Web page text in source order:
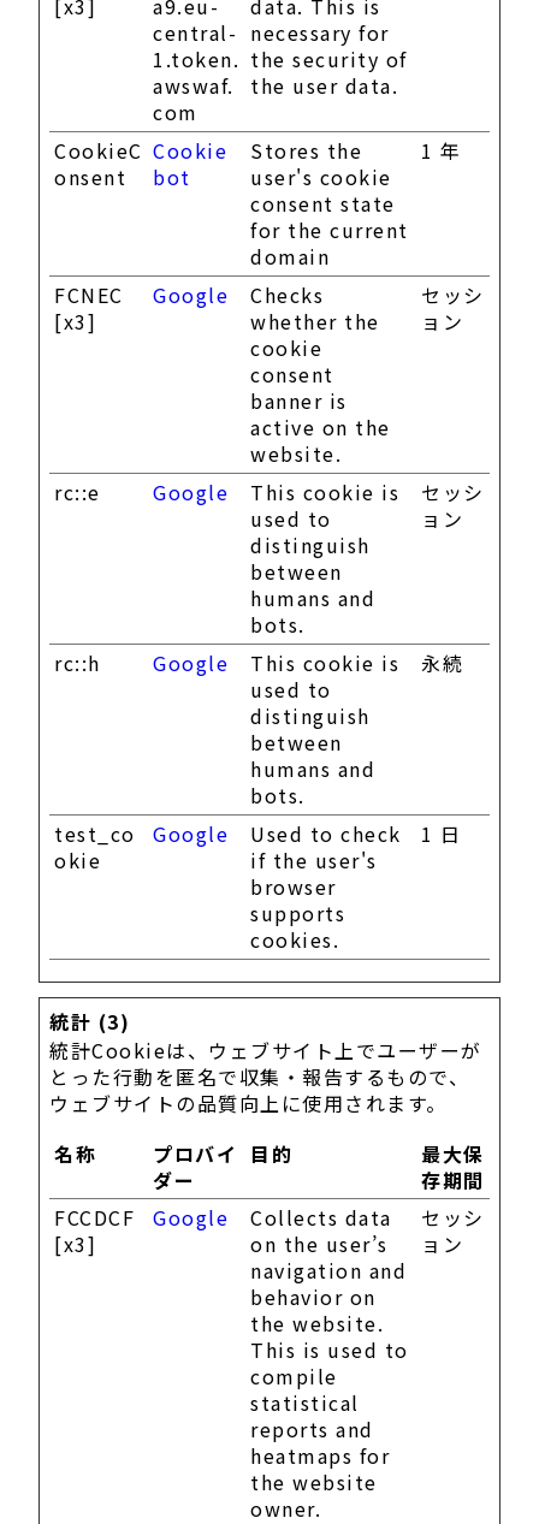
[x3]
a9.eu-
central-
1.token.
awswaf.
com
data. This is
necessary for
the security of
the user data.
CookieC
onsent
Cookie
bot
Stores the
user's cookie
consent state
for the current
domain
1 年
FCNEC
[x3]
Google
Checks
whether the
cookie
consent
banner is
active on the
website.
セッシ
ョン
rc::e Google
This cookie is
used to
distinguish
between
humans and
bots.
セッシ
ョン
rc::h Google
This cookie is
used to
distinguish
between
humans and
bots.
永続
test_co
okie
Google
Used to check
if the user's
browser
supports
cookies.
1 日
統計 (3)
統計Cookieは、ウェブサイト上でユーザーが
とった行動を匿名で収集・報告するもので、
ウェブサイトの品質向上に使用されます。
名称
プロバイ
ダー
目的
最大保
存期間
FCCDCF
[x3]
Google
Collects data
on the user’s
navigation and
behavior on
the website.
This is used to
compile
statistical
reports and
heatmaps for
the website
owner.
セッシ
ョン